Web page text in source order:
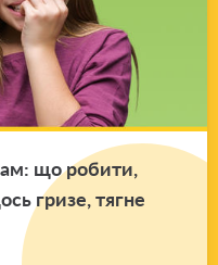
що ро­би­ти,
гризе, тягне